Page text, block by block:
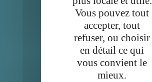
Vous pouvez tout
accepter, tout
refuser, ou choisir
en détail ce qui
vous convient le
mieux.
Qui sommes-nous?
Service client
Contact
Mentions légales et